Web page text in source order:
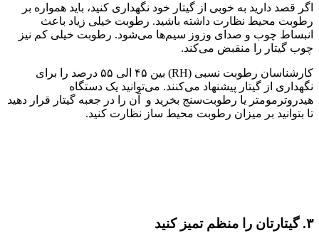
اگر قصد دارید به خوبی از گیتار خود نگهداری کنید، باید همواره بر
رطوبت محیط نظارت داشته باشید. رطوبت خیلی زیاد باعث
انبساط چوب و صدای وزوز سیم‌ها می‌شود. رطوبت خیلی کم نیز
چوب گیتار را منقبض می‌کند.
کارشناسان رطوبت نسبی (RH) بین ۴۵ الی ۵۵ درصد را برای
نگهداری از گیتار پیشنهاد می‌کنند. می‌توانید یک دستگاه
هیدروترمومتر یا رطوبت‌سنج بخرید و آن را در جعبه گیتار قرار دهید
تا بتوانید بر میزان رطوبت محیط ساز نظارت کنید.
۳. گیتارتان را منظم تمیز کنید